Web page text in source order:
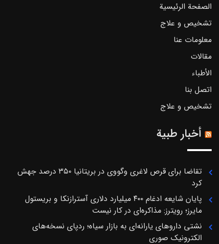
الصفحة الرئيسية
تشخیص و علاج
معلومات عنا
مقالات
الأطباء
اتصل بنا
تشخیص و علاج
أخبار طبية
تقاضا برای قرص لاغری وگووی در بریتانیا ۳۵۰ درصد جهش
کرد
پایان شایعه ادغام ۴۰۰ میلیارد دلاری آسترازنکا و بریستول
مایرز؛ رویترز: مذاکره‌ای در کار نیست
نشتی داروهای یارانه‌ای به بازار سیاه؛ ردپای نسخه‌های
الکترونیک صوری